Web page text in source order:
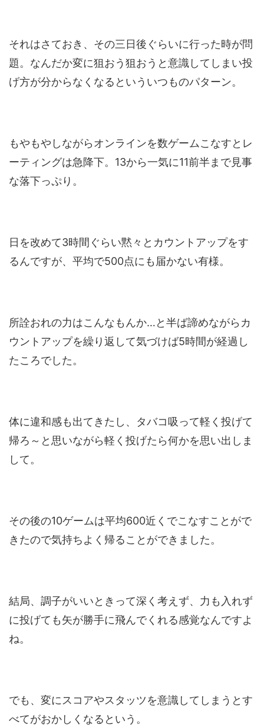
それはさておき、その三日後ぐらいに行った時が問
題。なんだか変に狙おう狙おうと意識してしまい投
げ方が分からなくなるといういつものパターン。
もやもやしながらオンラインを数ゲームこなすとレ
ーティングは急降下。13から一気に11前半まで見事
な落下っぷり。
日を改めて3時間ぐらい黙々とカウントアップをす
るんですが、平均で500点にも届かない有様。
所詮おれの力はこんなもんか…と半ば諦めながらカ
ウントアップを繰り返して気づけば5時間が経過し
たころでした。
体に違和感も出てきたし、タバコ吸って軽く投げて
帰ろ～と思いながら軽く投げたら何かを思い出しま
して。
その後の10ゲームは平均600近くでこなすことがで
きたので気持ちよく帰ることができました。
結局、調子がいいときって深く考えず、力も入れず
に投げても矢が勝手に飛んでくれる感覚なんですよ
ね。
でも、変にスコアやスタッツを意識してしまうとす
べてがおかしくなるという。